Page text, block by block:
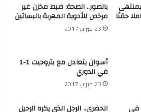
حقنًا
بالصور.. الصحة: ضبط مخزن غير
مرخص للأدوية المهربة بالبساتين
23 فبراير، 2017
أسوان يتعادل مع بتروجيت 1-1
في الدوري
23 فبراير، 2017
في الحضري.. الرجل الذي يكره الرحيل